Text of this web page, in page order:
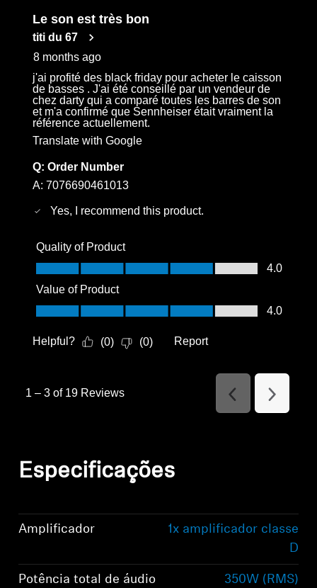
Le son est très bon
titi du 67
8 months ago
j'ai profité des black friday pour acheter le caisson
de basses . J'ai été conseillé par un vendeur de
chez darty qui a comparé toutes les barres de son
et m'a confirmé que Sennheiser était vraiment la
référence actuellement.
Translate with Google
Q: Order Number
A: 7076690461013
Yes, I recommend this product.
Quality of Product
Quality of Product, 4.0 out of 5
4.0
Value of Product
Value of Product, 4.0 out of 5
4.0
Helpful? (0) (0) Report
1 – 3 of 19 Reviews
Previous
Reviews
Next
Reviews
Especificações
Amplificador
1x amplificador classe
D
Potência total de áudio 350W (RMS)